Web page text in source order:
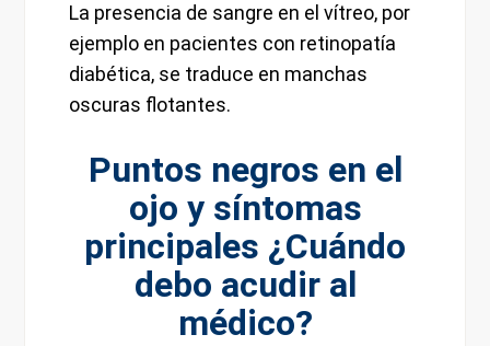
La presencia de sangre en el vítreo, por
ejemplo en pacientes con retinopatía
diabética, se traduce en manchas
oscuras flotantes.
Puntos negros en el
ojo y síntomas
principales ¿Cuándo
debo acudir al
médico?